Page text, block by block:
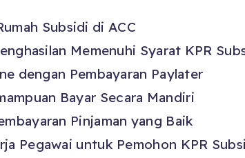
Subsidi di ACC
Memenuhi Syarat KPR
dengan Pembayaran Paylater
Bayar Secara Mandiri
Pinjaman yang Baik
Pegawai untuk Pemohon KPR